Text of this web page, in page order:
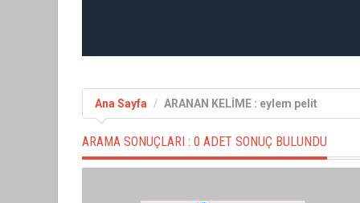
Ana Sayfa ARANAN KELİME : eylem pelit
ARAMA SONUÇLARI : 0 ADET SONUÇ BULUNDU